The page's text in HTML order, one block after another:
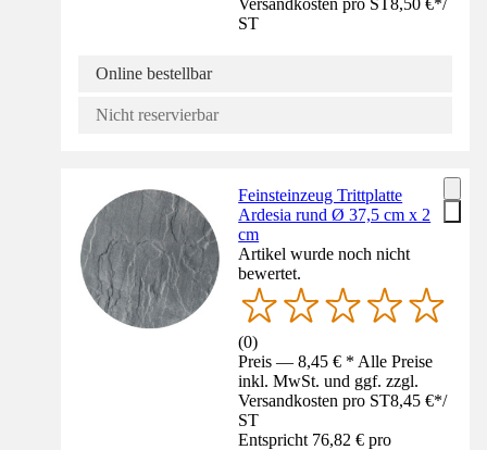
ST
Online bestellbar
Nicht reservierbar
Feinsteinzeug Trittplatte
Ardesia rund Ø 37,5 cm x 2
cm
Artikel wurde noch nicht
bewertet.
(0)
Preis — 8,45 € * Alle Preise
inkl. MwSt. und ggf. zzgl.
Versandkosten pro ST8,45 €*/
ST
Entspricht 76,82 € pro